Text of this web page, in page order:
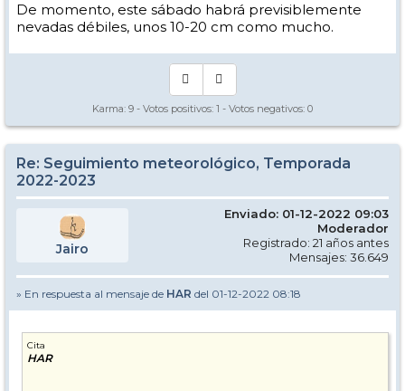
De momento, este sábado habrá previsiblemente
nevadas débiles, unos 10-20 cm como mucho.
Karma: 9 - Votos positivos: 1 - Votos negativos: 0
Re: Seguimiento meteorológico, Temporada
2022-2023
Jairo
Enviado: 01-12-2022 09:03
Moderador
Registrado: 21 años antes
Mensajes: 36.649
» En respuesta al mensaje de HAR del 01-12-2022 08:18
Cita
HAR